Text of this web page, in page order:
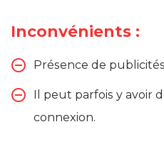
Inconvénients :
Présence de
Il peut parfois y avoir
connexion.